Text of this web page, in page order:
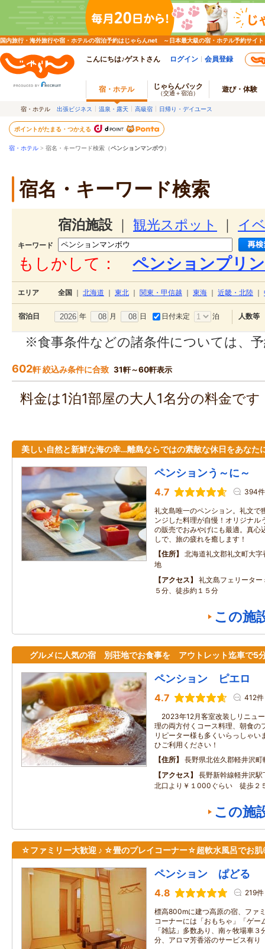
国内旅行・海外旅行や宿・ホテルの宿泊予約はじゃらんnet ～日本最大級の宿・ホテル予約サイト
こんにちは♪ゲストさん ログイン 会員登録
宿・ホテル じゃらんパック
（交通＋宿泊） 遊び・体験
宿・ホテル 出張ビジネス 温泉・露天 高級宿 日帰り・デイユース
ポイントがたまる・つかえる
宿・ホテル > 宿名・キーワード検索（ペンションマンボウ）
宿名・キーワード検索
宿泊施設 観光スポット イ
キーワード
もしかして： ペンションプリ
エリア 全国 北海道 東北 関東・甲信越 東海 近畿・北陸
宿泊日 年 月 日 日付未定 泊 人数等
※食事条件などの諸条件については、
602軒 絞込み条件に合致 31軒～60軒表示
料金は1泊1部屋の大人1名分の料金で
美しい自然と新鮮な海の幸…離島ならではの素敵な休日をあなた
ペンションう～に～
4.7 394件
礼文島唯一のペンション。礼文で
ンジした料理が自慢！オリジナル
の販売でおみやげにも最適。真心
しで、旅の疲れを癒します！
住所
北海道礼文郡礼文町大
地
アクセス
礼文島フェリータ
５分、徒歩約１５分
この施
グルメに人気の宿 別荘地でお食事を アウトレット迄車で5
ペンション ピエロ
4.7 412件
2023年12月客室改装しリニュ
理の両方付くコース料理、朝食
リピーター様も多くいらっしゃい
ひご利用ください！
住所
長野県北佐久郡軽井沢町
アクセス
長野新幹線軽井沢
北口より￥１000ぐらい 徒歩２
この施
☆ファミリー大歓迎 ♪ ☆畳のプレイコーナー☆超軟水風呂でお
ペンション ぱどる
4.8 219件
標高800mに建つ高原の宿、ファ
コーナーには「おもちゃ」「ゲー
「雑誌」多数あり、南ヶ牧場車
分、アロマ芳香浴のサービス有り